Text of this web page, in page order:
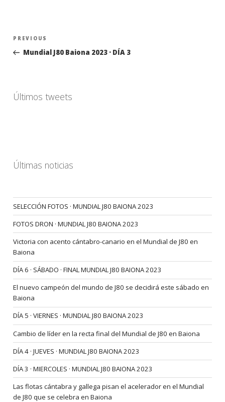
Navegación
entradas
Previous
Post
PREVIOUS
Mundial J80 Baiona 2023 · DÍA 3
Últimos tweets
Últimas noticias
SELECCIÓN FOTOS · MUNDIAL J80 BAIONA 2023
FOTOS DRON · MUNDIAL J80 BAIONA 2023
Victoria con acento cántabro-canario en el Mundial de J80 en
Baiona
DÍA 6 · SÁBADO · FINAL MUNDIAL J80 BAIONA 2023
El nuevo campeón del mundo de J80 se decidirá este sábado en
Baiona
DÍA 5 · VIERNES · MUNDIAL J80 BAIONA 2023
Cambio de líder en la recta final del Mundial de J80 en Baiona
DÍA 4 · JUEVES · MUNDIAL J80 BAIONA 2023
DÍA 3 · MIERCOLES · MUNDIAL J80 BAIONA 2023
Las flotas cántabra y gallega pisan el acelerador en el Mundial
de J80 que se celebra en Baiona